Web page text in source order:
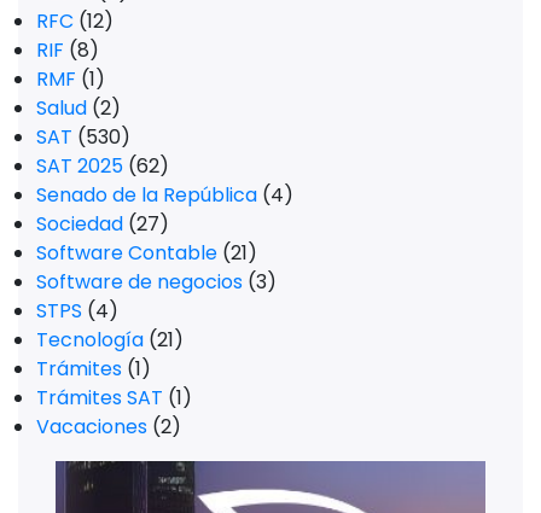
RFC (12)
RIF (8)
RMF (1)
Salud (2)
SAT (530)
SAT 2025 (62)
Senado de la República (4)
Sociedad (27)
Software Contable (21)
Software de negocios (3)
STPS (4)
Tecnología (21)
Trámites (1)
Trámites SAT (1)
Vacaciones (2)